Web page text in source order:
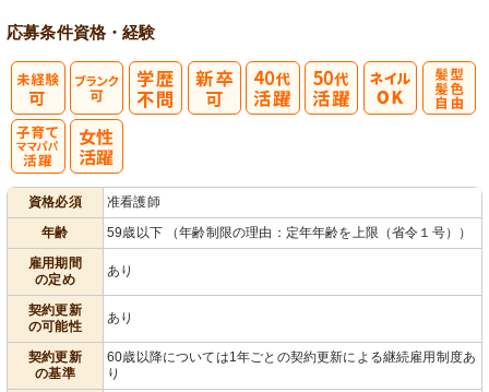
応募条件資格・経験
資格必須
准看護師
年齢
59歳以下 （年齢制限の理由：定年年齢を上限（省令１号））
雇用期間
の定め
あり
契約更新
の可能性
あり
契約更新
の基準
60歳以降については1年ごとの契約更新による継続雇用制度あ
り